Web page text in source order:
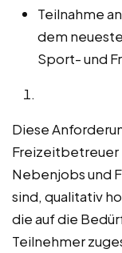
Teilnahme
dem
Sport- und
Diese
Freizeitbetreuer
Nebenjobs und
sind, qualitativ
die auf die
Teilnehmer